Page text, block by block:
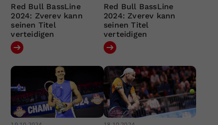
Red Bull BassLine
2024: Zverev kann
seinen Titel
verteidigen
Red Bull BassLine
2024: Zverev kann
seinen Titel
verteidigen